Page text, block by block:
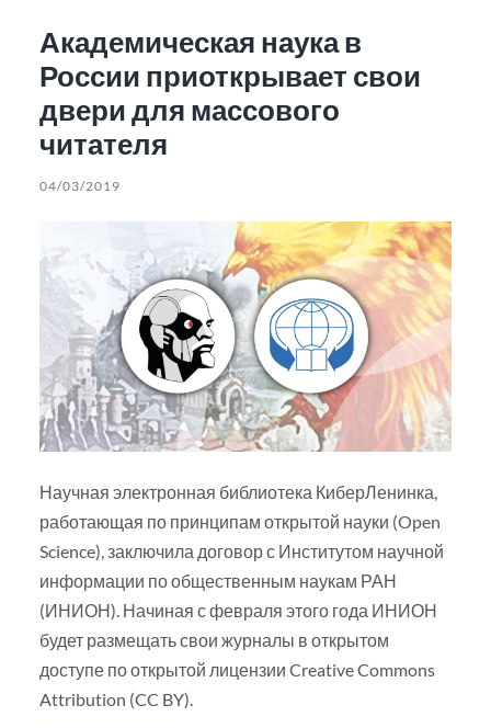
Академическая наука в
России приоткрывает свои
двери для массового
читателя
04/03/2019
Научная электронная библиотека КиберЛенинка,
работающая по принципам открытой науки (Open
Science), заключила договор с Институтом научной
информации по общественным наукам РАН
(ИНИОН). Начиная с февраля этого года ИНИОН
будет размещать свои журналы в открытом
доступе по открытой лицензии Creative Commons
Attribution (CC BY).